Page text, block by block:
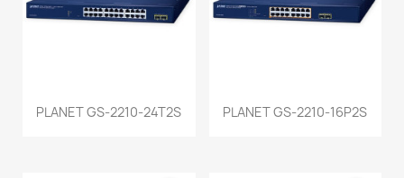
PLANET GS-2210-24T2S PLANET GS-2210-16P2S